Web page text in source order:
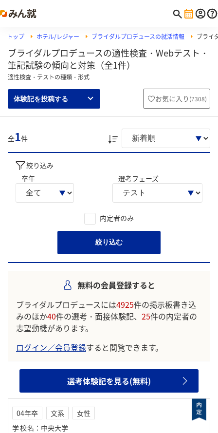
トップ ホテル/レジャー ブライダルプロデュースの就活情報 ブライ
ブライダルプロデュースの適性検査・Webテスト・
筆記試験の傾向と対策（全1件）
適性検査・テストの種類・形式
体験記を投稿する お気に入り (7308)
全1件
絞り込み
卒年
選考フェーズ
内定者のみ
絞り込む
無料の会員登録すると
ブライダルプロデュースには4925件の掲示板書き込
みのほか40件の選考・面接体験記、 25件の内定者の
志望動機があります。
ログイン／会員登録すると閲覧できます。
選考体験記を見る(無料)
04年卒 文系
女性
学校名 ： 中央大学